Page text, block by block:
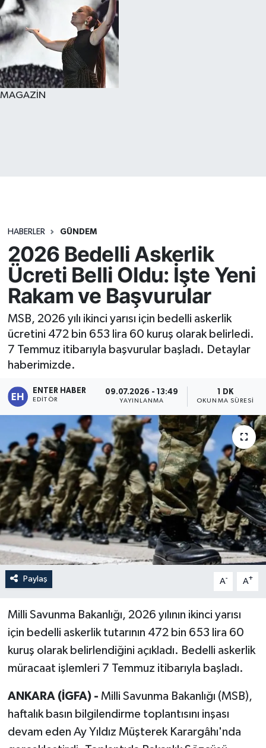
MAGAZİN
HABERLER GÜNDEM
2026 Bedelli Askerlik
Ücreti Belli Oldu: İşte Yeni
Rakam ve Başvurular
MSB, 2026 yılı ikinci yarısı için bedelli askerlik
ücretini 472 bin 653 lira 60 kuruş olarak belirledi.
7 Temmuz itibarıyla başvurular başladı. Detaylar
haberimizde.
ENTER HABER
EDITÖR
09.07.2026 - 13:49
YAYINLANMA
1 DK
OKUNMA SÜRESI
Paylaş A- A+
Milli Savunma Bakanlığı, 2026 yılının ikinci yarısı
için bedelli askerlik tutarının 472 bin 653 lira 60
kuruş olarak belirlendiğini açıkladı. Bedelli askerlik
müracaat işlemleri 7 Temmuz itibarıyla başladı.
ANKARA (İGFA) - Milli Savunma Bakanlığı (MSB),
haftalık basın bilgilendirme toplantısını inşası
devam eden Ay Yıldız Müşterek Karargâhı'nda